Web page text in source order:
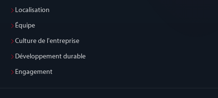
Localisation
Équipe
Culture de l'entreprise
Développement durable
Engagement